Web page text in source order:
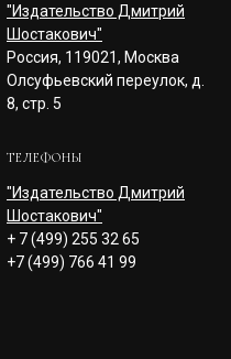
"Издательство Дмитрий
Шостакович"
Россия, 119021, Москва
Олсуфьевский переулок, д.
8, стр. 5
ТЕЛЕФОНЫ
"Издательство Дмитрий
Шостакович"
+ 7 (499) 255 32 65
+7 (499) 766 41 99